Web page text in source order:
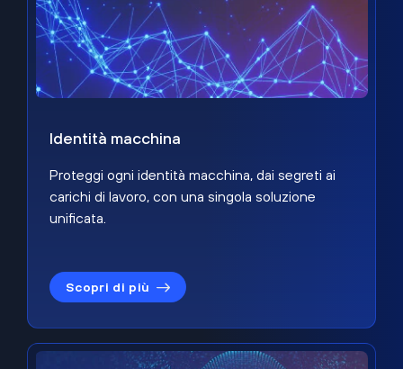
Identità macchina
Proteggi ogni identità macchina, dai segreti ai
carichi di lavoro, con una singola soluzione
unificata.
Scopri di più